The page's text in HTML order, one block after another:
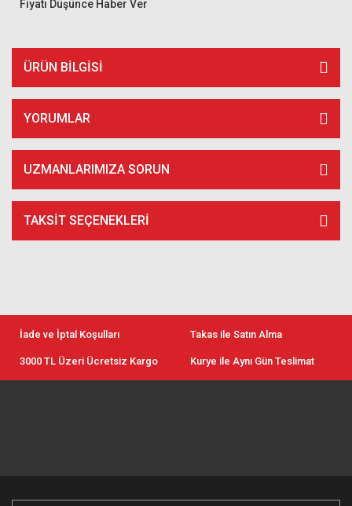
Fiyatı Düşünce Haber Ver
ÜRÜN BILGISI
YORUMLAR
UZMANLARIMIZA SORUN
TAKSIT SEÇENEKLERI
İade ve İptal Koşulları Takas ile Satın Alma
3000 TL Üzeri Ücretsiz Kargo Kurye ile Aynı Gün Teslimat